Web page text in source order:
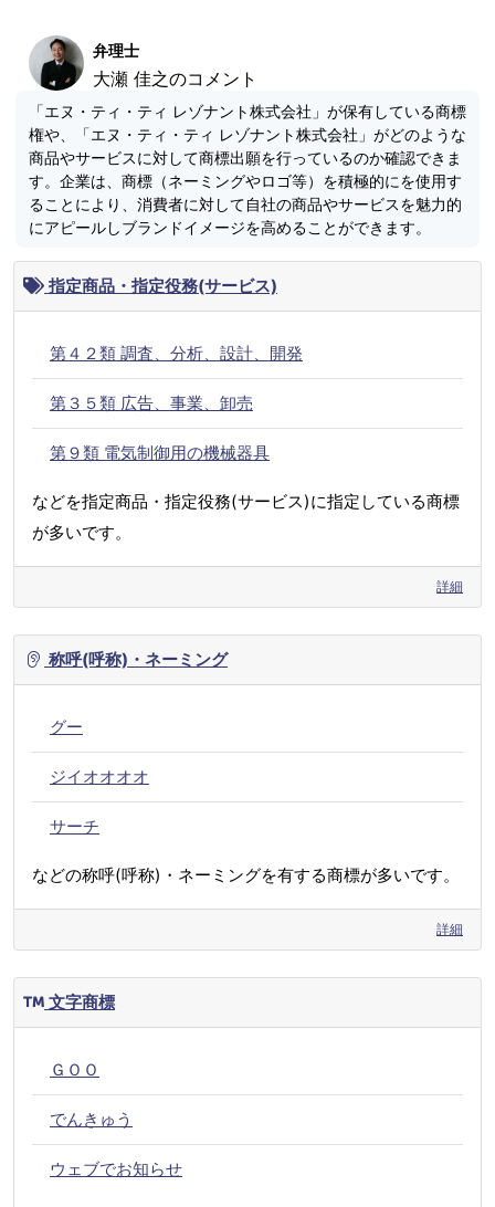
弁理士
大瀬 佳之のコメント
「エヌ・ティ・ティ レゾナント株式会社」が保有している商標
権や、「エヌ・ティ・ティ レゾナント株式会社」がどのような
商品やサービスに対して商標出願を行っているのか確認できま
す。企業は、商標（ネーミングやロゴ等）を積極的にを使用す
ることにより、消費者に対して自社の商品やサービスを魅力的
にアピールしブランドイメージを高めることができます。
指定商品・指定役務(サービス)
第４２類 調査、分析、設計、開発
第３５類 広告、事業、卸売
第９類 電気制御用の機械器具
などを指定商品・指定役務(サービス)に指定している商標
が多いです。
詳細
称呼(呼称)・ネーミング
グー
ジイオオオオ
サーチ
などの称呼(呼称)・ネーミングを有する商標が多いです。
詳細
文字商標
ＧＯＯ
でんきゅう
ウェブでお知らせ